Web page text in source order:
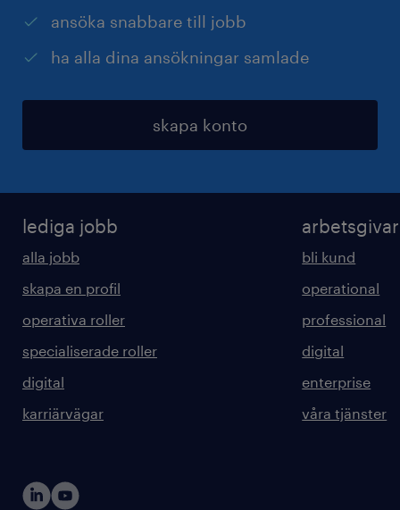
ansöka snabbare till jobb
ha alla dina ansökningar samlade
skapa konto
lediga jobb
alla jobb
skapa en profil
operativa roller
specialiserade roller
digital
karriärvägar
bli kund
operational
professional
digital
enterprise
våra tjänster